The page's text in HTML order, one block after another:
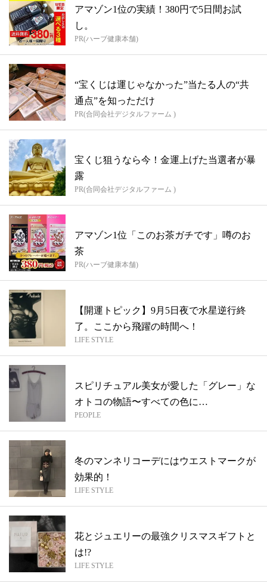
アマゾン1位の実績！380円で5日間お試
し。
PR(ハーブ健康本舗)
“宝くじは運じゃなかった”当たる人の“共
通点”を知っただけ
PR(合同会社デジタルファーム )
宝くじ狙うなら今！金運上げた当選者が暴
露
PR(合同会社デジタルファーム )
アマゾン1位「このお茶ガチです」噂のお
茶
PR(ハーブ健康本舗)
【開運トピック】9月5日夜で水星逆行終
了。ここから飛躍の時間へ！
LIFE STYLE
スピリチュアル美女が愛した「グレー」な
オトコの物語〜すべての色に
は”LOVE”が...
PEOPLE
冬のマンネリコーデにはウエストマークが
効果的！
LIFE STYLE
花とジュエリーの最強クリスマスギフトと
は!?
LIFE STYLE